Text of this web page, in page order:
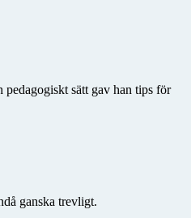
sätt gav han tips för
ganska trevligt.